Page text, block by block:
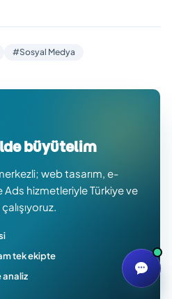
#Sosyal Medya
büyütelim
web tasarım, e-
hizmetleriyle Türkiye ve
tek ekipte
analiz